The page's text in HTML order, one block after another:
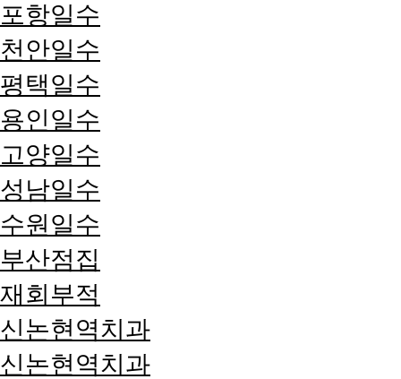
포항일수
천안일수
평택일수
용인일수
고양일수
성남일수
수원일수
부산점집
재회부적
신논현역치과
신논현역치과